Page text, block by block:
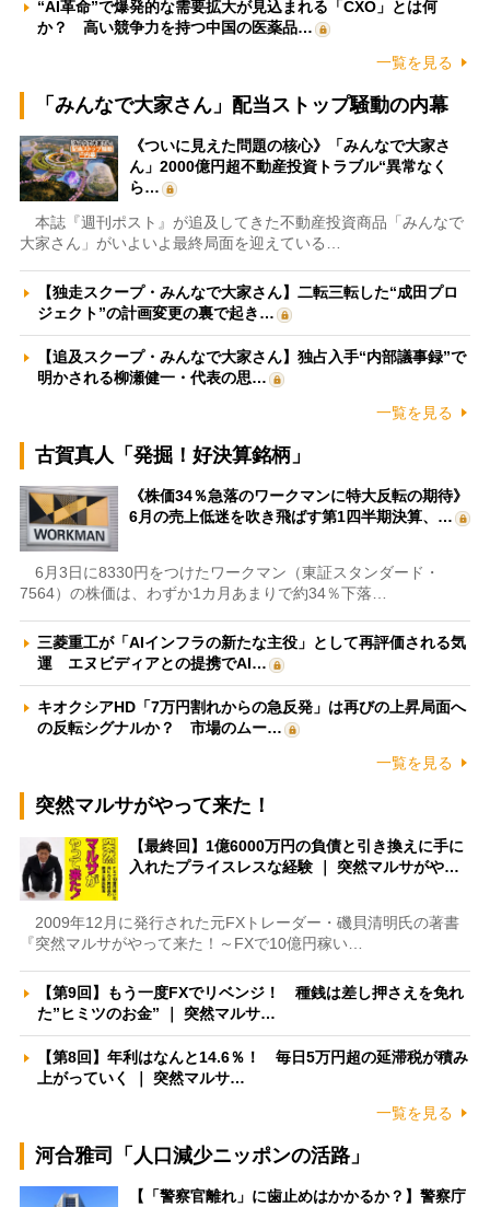
“AI革命”で爆発的な需要拡大が見込まれる「CXO」とは何
か？ 高い競争力を持つ中国の医薬品…
一覧を見る
「みんなで大家さん」配当ストップ騒動の内幕
《ついに見えた問題の核心》「みんなで大家さ
ん」2000億円超不動産投資トラブル“異常なく
ら…
本誌『週刊ポスト』が追及してきた不動産投資商品「みんなで
大家さん」がいよいよ最終局面を迎えている…
【独走スクープ・みんなで大家さん】二転三転した“成田プロ
ジェクト”の計画変更の裏で起き…
【追及スクープ・みんなで大家さん】独占入手“内部議事録”で
明かされる柳瀬健一・代表の思…
一覧を見る
古賀真人「発掘！好決算銘柄」
《株価34％急落のワークマンに特大反転の期待》
6月の売上低迷を吹き飛ばす第1四半期決算、…
6月3日に8330円をつけたワークマン（東証スタンダード・
7564）の株価は、わずか1カ月あまりで約34％下落…
三菱重工が「AIインフラの新たな主役」として再評価される気
運 エヌビディアとの提携でAI…
キオクシアHD「7万円割れからの急反発」は再びの上昇局面へ
の反転シグナルか？ 市場のムー…
一覧を見る
突然マルサがやって来た！
【最終回】1億6000万円の負債と引き換えに手に
入れたプライスレスな経験 ｜ 突然マルサがや…
2009年12月に発行された元FXトレーダー・磯貝清明氏の著書
『突然マルサがやって来た！～FXで10億円稼い…
【第9回】もう一度FXでリベンジ！ 種銭は差し押さえを免れ
た”ヒミツのお金” ｜ 突然マルサ…
【第8回】年利はなんと14.6％！ 毎日5万円超の延滞税が積み
上がっていく ｜ 突然マルサ…
一覧を見る
河合雅司「人口減少ニッポンの活路」
【「警察官離れ」に歯止めはかかるか？】警察庁